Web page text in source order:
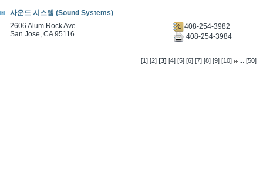
사운드 시스템 (Sound Systems)
2606 Alum Rock Ave
San Jose, CA 95116
408-254-3982
408-254-3984
[1] [2] [3] [4] [5] [6] [7] [8] [9] [10] ...[50]